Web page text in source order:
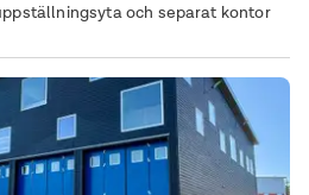
och separat kontor